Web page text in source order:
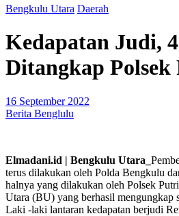
Bengkulu Utara Daerah
Kedapatan Judi,
Ditangkap
16 September 2022
Berita Benglulu
Elmadani.id | Bengkulu Utara_
terus dilakukan oleh Polda Bengkulu
halnya yang dilakukan oleh Polsek
Utara (BU) yang berhasil mengungkap
Laki -laki lantaran kedapatan berjudi